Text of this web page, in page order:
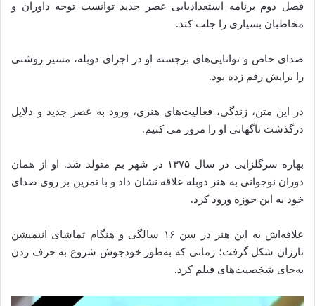
فصل دوم برنامه استعدادیابی عصر جدید توانست توجه داوران و
مخاطبان بسیاری را جلب کند.
صدای خاص و توانایی‌های برجسته او در اجرای دوبله، مسیر روشنی
را برایش رقم زده‌ بود.
در این متن، زندگی، فعالیت‌های هنری، ورود به عصر جدید و دلایل
درگذشت ناگهانی او را مرور می‌ کنیم.
بهاره سرگلزایی در سال ۱۳۷۵ در شهر بم متولد شد. او از همان
دوران نوجوانی به هنر دوبله علاقه نشان داد و با تمرین بر روی صدای
خود به این حوزه ورود کرد.
علاقه‌اش به این هنر در سن ۱۶ سالگی و هنگام تماشای انیمیشن
تارزان شکل گرفت؛ زمانی که به‌طور خودجوش شروع به حرف زدن‌
به‌جای شخصیت‌های فیلم کرد.